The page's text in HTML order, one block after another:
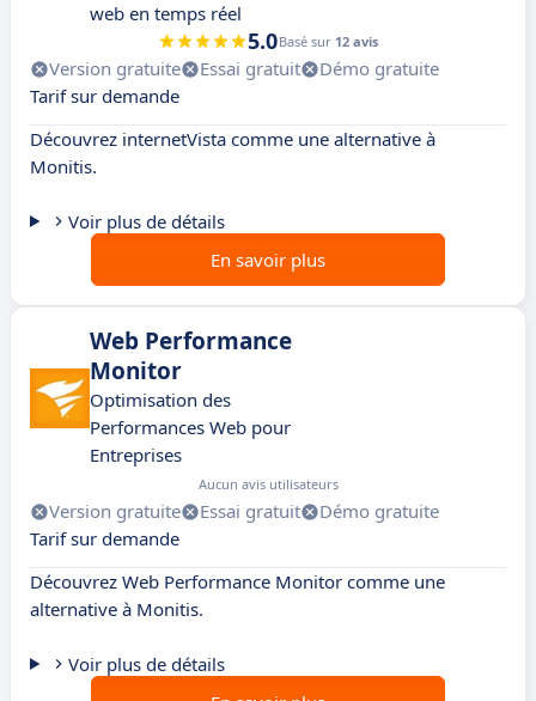
web en temps réel
5.0Basé sur 12 avis
Version gratuite Essai gratuit
Démo gratuite
Tarif sur demande
Découvrez internetVista comme une alternative à
Monitis.
Voir plus de détails
En savoir plus
Web Performance
Monitor
Optimisation des
Performances Web pour
Entreprises
Aucun avis utilisateurs
Version gratuite Essai gratuit
Démo gratuite
Tarif sur demande
Découvrez Web Performance Monitor comme une
alternative à Monitis.
Voir plus de détails